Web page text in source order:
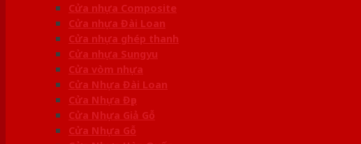
Cửa nhựa Composite
Cửa nhựa Đài Loan
Cửa nhựa ghép thanh
Cửa nhựa Sungyu
Cửa vòm nhựa
Cửa Nhựa Đài Loan
Cửa Nhựa Đẹp
Cửa Nhựa Giả Gỗ
Cửa Nhựa Gỗ